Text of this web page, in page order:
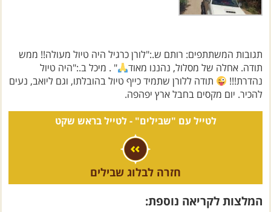
תגובות המשתתפים: רותם ש.:"לורן כרגיל היה טיול מעולה!! ממש
תודה. אחלה של מסלול, נהננו מאוד
" . מיכל ב.:"היה טיול
נהדרת!!!
תודה ללורן שתמיד כייף טיול בהובלתו, וגם ליואב, נעים
להכיר. יום מקסים בחבל ארץ יפהפה.
לטייל עם "שבילים" -לטייל בראש שקט
חזרה לבלוג שבילים
המלצות לקריאה נוספת: